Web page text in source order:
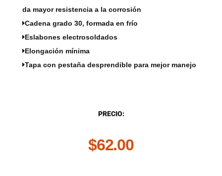
da mayor resistencia a la corrosión
Cadena grado 30, formada en frío
Eslabones electrosoldados
Elongación mínima
Tapa con pestaña desprendible para mejor manejo
PRECIO:
$62.00